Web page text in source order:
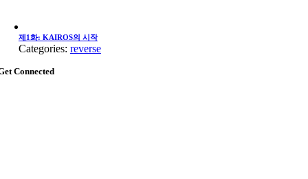
제1화: KAIROS의 시작
Categories: reverse
Connected